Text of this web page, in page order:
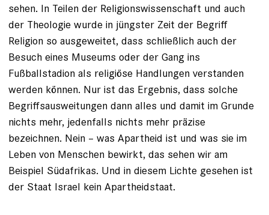
sehen. In Teilen der Religionswissenschaft und auch
der Theologie wurde in jüngster Zeit der Begriff
Religion so ausgeweitet, dass schließlich auch der
Besuch eines Museums oder der Gang ins
Fußballstadion als religiöse Handlungen verstanden
werden können. Nur ist das Ergebnis, dass solche
Begriffsausweitungen dann alles und damit im Grunde
nichts mehr, jedenfalls nichts mehr präzise
bezeichnen. Nein – was Apartheid ist und was sie im
Leben von Menschen bewirkt, das sehen wir am
Beispiel Südafrikas. Und in diesem Lichte gesehen ist
der Staat Israel kein Apartheidstaat.